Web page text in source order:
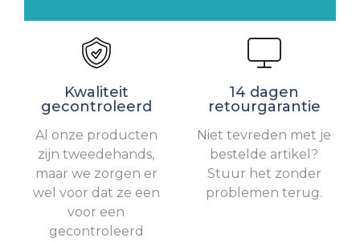
Kwaliteit
gecontroleerd
Al onze producten
zijn tweedehands,
maar we zorgen er
wel voor dat ze een
voor een
gecontroleerd
14 dagen
retourgarantie
Niet tevreden met je
bestelde artikel?
Stuur het zonder
problemen terug.